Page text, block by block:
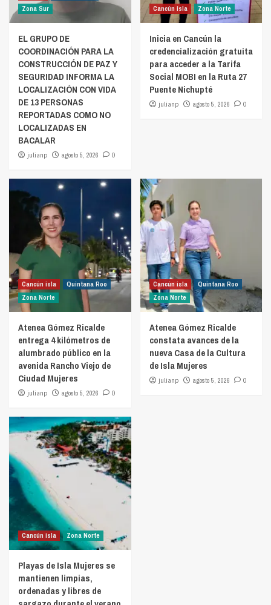
Zona Sur
EL GRUPO DE
COORDINACIÓN PARA LA
CONSTRUCCIÓN DE PAZ Y
SEGURIDAD INFORMA LA
LOCALIZACIÓN CON VIDA
DE 13 PERSONAS
REPORTADAS COMO NO
LOCALIZADAS EN
BACALAR
julianp agosto 5, 2026 0
Cancún isla Zona Norte
Inicia en Cancún la
credencialización gratuita
para acceder a la Tarifa
Social MOBI en la Ruta 27
Puente Nichupté
julianp agosto 5, 2026 0
Cancún isla
Quintana Roo
Zona Norte
Atenea Gómez Ricalde
entrega 4 kilómetros de
alumbrado público en la
avenida Rancho Viejo de
Ciudad Mujeres
julianp agosto 5, 2026 0
Cancún isla
Quintana Roo
Zona Norte
Atenea Gómez Ricalde
constata avances de la
nueva Casa de la Cultura
de Isla Mujeres
julianp agosto 5, 2026 0
Cancún isla Zona Norte
Playas de Isla Mujeres se
mantienen limpias,
ordenadas y libres de